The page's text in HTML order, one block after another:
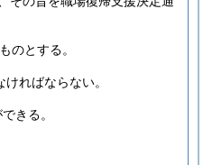
のとする。
ればならない。
きる。